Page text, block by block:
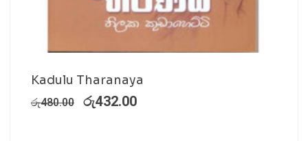
Kadulu Tharanaya
රු480.00 රු432.00